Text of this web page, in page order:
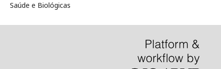
Saúde e Biológicas